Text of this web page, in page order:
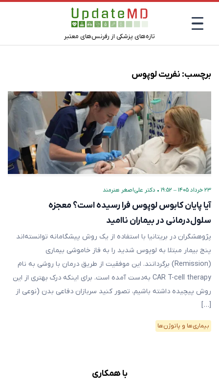
تازه‌های پزشکی از رفرنس‌های معتبر
برچسب: نفریت لوپوس
۲۳ خرداد ۱۴۰۵ – ۱۹:۵۲ • دکتر علی‌اصغر هنرمند
آیا پایان کابوس لوپوس فرا رسیده است؟ معجزه
سلول‌درمانی در بیماران ناامید
پژوهشگران در بریتانیا با استفاده از یک روش پیشگامانه توانسته‌اند
پنج بیمار مبتلا به لوپوس شدید را به فاز خاموشی بیماری
(Remission) برگردانند. این موفقیت از طریق درمان با روشی به نام
CAR T-cell therapy به‌دست آمده است. برای اینکه درک بهتری از این
روش پیچیده داشته باشیم، تصور کنید سربازان دفاعی بدن (نوعی از
[…]
بیماری‌ها و پاتوژن‌ها
با همکاری